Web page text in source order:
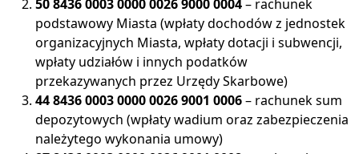
50 8436 0003 0000 0026 9000 0004– rachunek
podstawowy Miasta (wpłaty dochodów z jednostek
organizacyjnych Miasta, wpłaty dotacji i subwencji,
wpłaty udziałów i innych podatków
przekazywanych przez Urzędy Skarbowe)
44 8436 0003 0000 0026 9001 0006– rachunek sum
depozytowych (wpłaty wadium oraz zabezpieczenia
należytego wykonania umowy)